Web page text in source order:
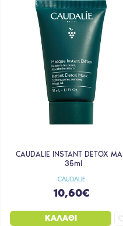
CAUDALIE
CAUDALIE INSTANT DETOX
35ml
10,60€
ΚΑΛΆΘΙ